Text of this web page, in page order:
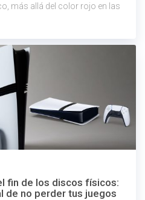
más allá del color rojo en las
fin de los discos físicos:
de no perder tus juegos